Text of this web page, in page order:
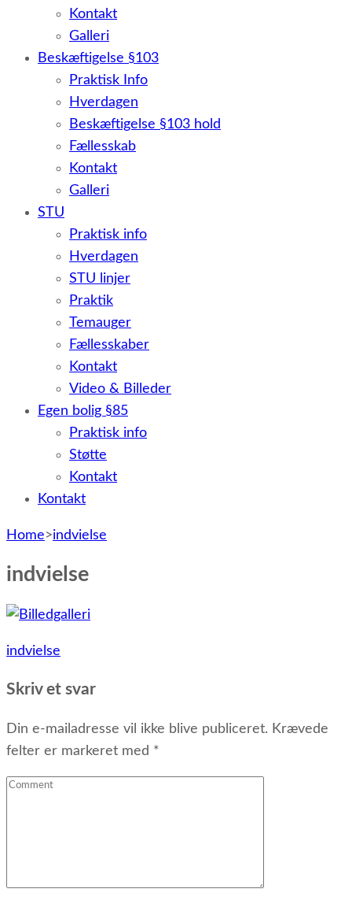
Kontakt
Galleri
Beskæftigelse §103
Praktisk Info
Hverdagen
Beskæftigelse §103 hold
Fællesskab
Kontakt
Galleri
STU
Praktisk info
Hverdagen
STU linjer
Praktik
Temauger
Fællesskaber
Kontakt
Video & Billeder
Egen bolig §85
Praktisk info
Støtte
Kontakt
Kontakt
Home>indvielse
indvielse
Indlægsnavigation
indvielse
Skriv et svar
Din e-mailadresse vil ikke blive publiceret. Krævede
felter er markeret med *
Comment